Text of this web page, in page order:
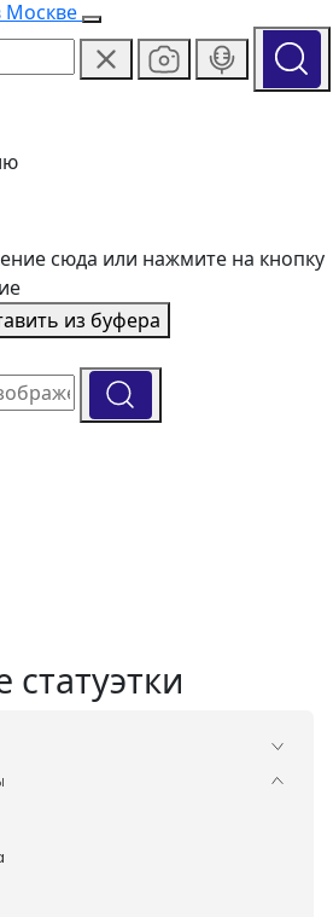
Москве
сюда или нажмите на кнопку
из буфера